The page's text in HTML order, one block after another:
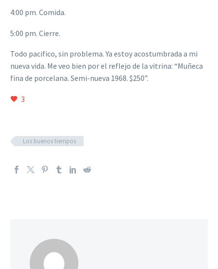
4:00 pm. Comida.
5:00 pm. Cierre.
Todo pacifico, sin problema. Ya estoy acostumbrada a mi
nueva vida. Me veo bien por el reflejo de la vitrina: “Muñeca
fina de porcelana. Semi-nueva 1968. $250”.
3
Los buenos tiempos